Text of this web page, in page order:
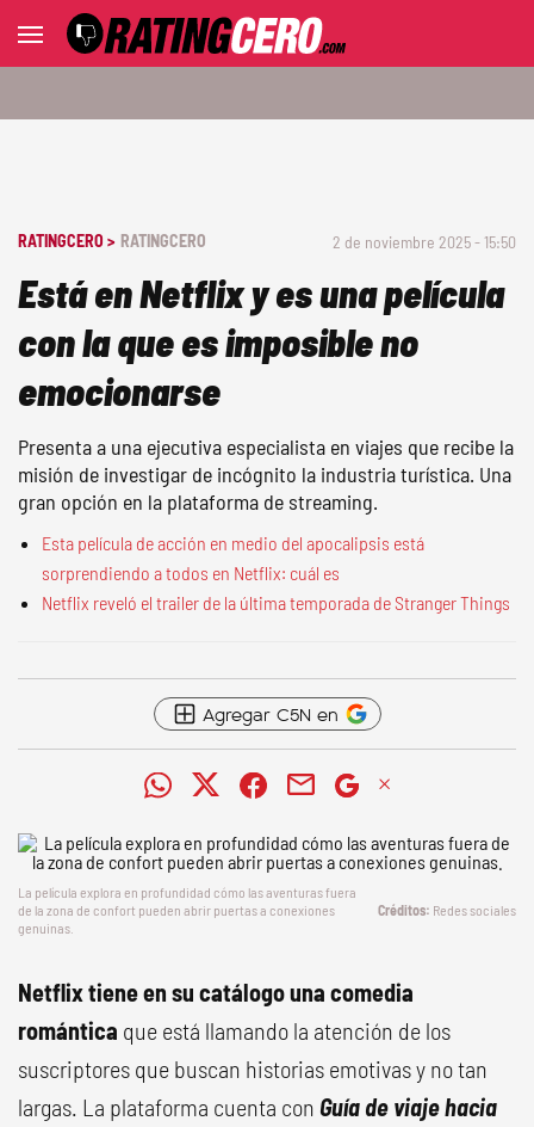
RATINGCERO > RATINGCERO 2 de noviembre 2025 - 15:50
Está en Netflix y es una película
con la que es imposible no
emocionarse
Presenta a una ejecutiva especialista en viajes que recibe la
misión de investigar de incógnito la industria turística. Una
gran opción en la plataforma de streaming.
Esta película de acción en medio del apocalipsis está
sorprendiendo a todos en Netflix: cuál es
Netflix reveló el trailer de la última temporada de Stranger Things
Agregar C5N en
La película explora en profundidad cómo las aventuras fuera
de la zona de confort pueden abrir puertas a conexiones
genuinas.
Redes sociales
Netflix tiene en su catálogo una comedia
romántica que está llamando la atención de los
suscriptores que buscan historias emotivas y no tan
largas. La plataforma cuenta con Guía de viaje hacia